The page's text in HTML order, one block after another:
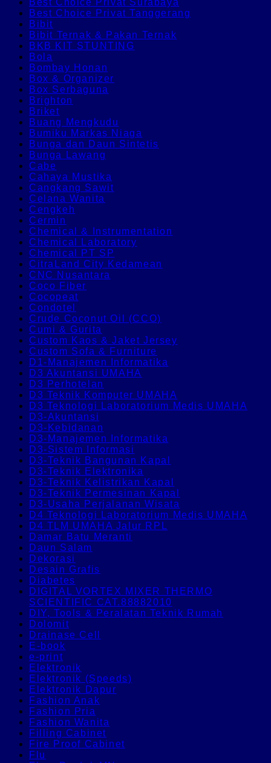
Best Choice Privat Tanggerang
Bibit
Bibit Ternak & Pakan Ternak
BKB KIT STUNTING
Bola
Bombay Honan
Box & Organizer
Box Serbaguna
Brighton
Briket
Buang Mengkudu
Bumiku Markas Niaga
Bunga dan Daun Sintetis
Bunga Lawang
Cabe
Cahaya Mustika
Cangkang Sawit
Celana Wanita
Cengkeh
Cermin
Chemical & Instrumentation
Chemical Laboratory
Chemical PT SP
CitraLand City Kedamean
CNC Nusantara
Coco Fiber
Cocopeat
Condotel
Crude Coconut Oil (CCO)
Cumi & Gurita
Custom Kaos & Jaket Jersey
Custom Sofa & Furniture
D1-Manajemen Informatika
D3 Akuntansi UMAHA
D3 Perhotelan
D3 Teknik Komputer UMAHA
D3 Teknologi Laboratorium Medis UMAHA
D3-Akuntansi
D3-Kebidanan
D3-Manajemen Informatika
D3-Sistem Informasi
D3-Teknik Bangunan Kapal
D3-Teknik Elektronika
D3-Teknik Kelistrikan Kapal
D3-Teknik Permesinan Kapal
D3-Usaha Perjalanan Wisata
D4 Teknologi Laboratorium Medis UMAHA
D4 TLM UMAHA Jalur RPL
Damar Batu Meranti
Daun Salam
Dekorasi
Desain Grafis
Diabetes
DIGITAL VORTEX MIXER THERMO
SCIENTIFIC CAT.88882010
DIY, Tools & Peralatan Teknik Rumah
Dolomit
Drainase Cell
E-book
e-print
Elektronik
Elektronik (Speeds)
Elektronik Dapur
Fashion Anak
Fashion Pria
Fashion Wanita
Filling Cabinet
Fire Proof Cabinet
Flu